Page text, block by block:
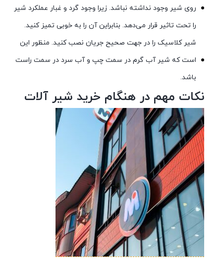
روی شیر وجود نداشته نباشد. زیرا وجود گرد و غبار عملکرد شیر
را تحت تاثیر قرار می‌دهد. بنابراین آن را به خوبی تمیز کنید.
شیر کلاسیک را در جهت صحیح جریان نصب کنید. منظور این
است که شیر آب گرم در سمت چپ و آب سرد در سمت راست
باشد.
نکات مهم در هنگام خرید شیر آلات